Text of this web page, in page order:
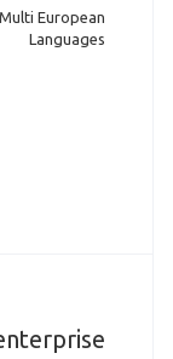
Multi European
Languages